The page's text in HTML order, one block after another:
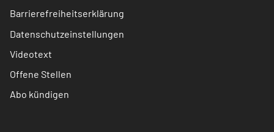
Barrierefreiheitserklärung
Datenschutzeinstellungen
Videotext
Offene Stellen
Abo kündigen